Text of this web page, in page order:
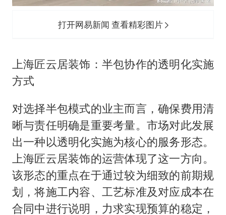
打开网易新闻 查看精彩图片
上海匠云居装饰：半包协作的透明化实施
方式
对选择半包模式的业主而言，确保费用清
晰与责任明确是重要考量。市场对此发展
出一种以透明化实施为核心的服务形态。
上海匠云居装饰的运营体现了这一方向。
该形态的重点在于通过较为细致的前期规
划，将施工内容、工艺标准及对应成本在
合同中进行说明，力求实现预算的稳定，